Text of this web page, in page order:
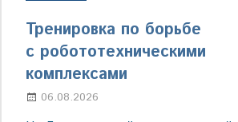
Тренировка по борьбе
с робототехническими
комплексами
06.08.2026